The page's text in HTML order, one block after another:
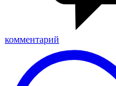
комментарий